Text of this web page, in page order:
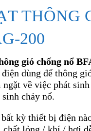
THÔNG
200
gió chống nổ
dùng để thông
ngặt về việc phát
sinh cháy nổ.
bất kỳ thiết bị điện